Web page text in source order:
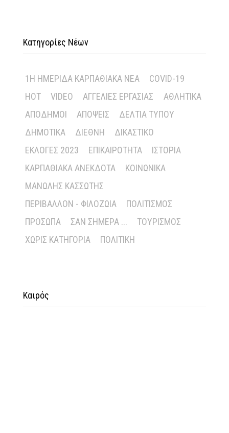
Κατηγορίες Νέων
1Η ΗΜΕΡΊΔΑ ΚΑΡΠΑΘΙΑΚΆ ΝΈΑ
COVID-19
HOT
VIDEO ΑΓΓΕΛΊΕΣ ΕΡΓΑΣΊΑΣ
ΑΘΛΗΤΙΚΆ
ΑΠΌΔΗΜΟΙ
ΑΠΌΨΕΙΣ
ΔΕΛΤΊΑ ΤΎΠΟΥ
ΔΗΜΟΤΙΚΆ
ΔΙΕΘΝΉ
ΔΙΚΑΣΤΙΚΌ
ΕΚΛΟΓΈΣ 2023
ΕΠΙΚΑΙΡΌΤΗΤΑ
ΙΣΤΟΡΊΑ
ΚΑΡΠΑΘΙΑΚΆ ΑΝΈΚΔΟΤΑ
ΚΟΙΝΩΝΙΚΆ
ΜΑΝΏΛΗΣ ΚΑΣΣΏΤΗΣ
ΠΕΡΙΒΆΛΛΟΝ - ΦΙΛΟΖΩΊΑ
ΠΟΛΙΤΙΣΜΌΣ
ΠΡΌΣΩΠΑ
ΣΑΝ ΣΉΜΕΡΑ ...
ΤΟΥΡΙΣΜΌΣ
ΧΩΡΊΣ ΚΑΤΗΓΟΡΊΑ
ΠΟΛΙΤΙΚΉ
Καιρός